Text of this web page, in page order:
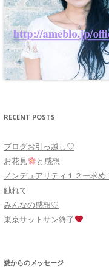
RECENT POSTS
ブログお引っ越し♡
お花見
と感想
ノンデュアリティ１２ー求め
触れて
みんなの感想♡
東京サットサン終了
愛からのメッセージ